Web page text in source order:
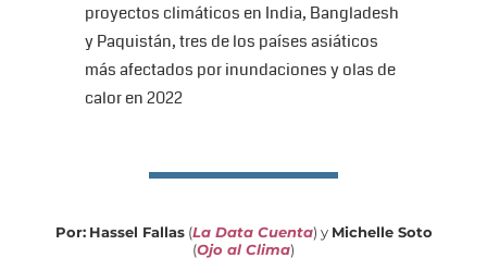
proyectos climáticos en India, Bangladesh
y Paquistán, tres de los países asiáticos
más afectados por inundaciones y olas de
calor en 2022
Por: Hassel Fallas(La Data Cuenta) y Michelle Soto
(Ojo al Clima)